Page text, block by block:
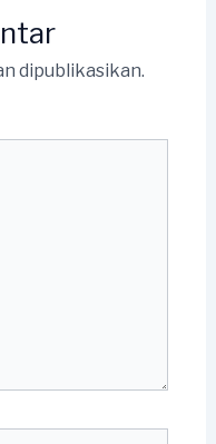
dipublikasikan.